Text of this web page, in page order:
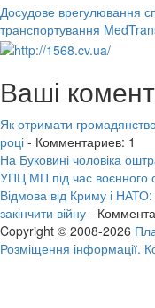
Досудове врегулювання
транспортування
Ваші
Як отримати
році - Комментариев: 1
На Буковині чоловіка
УПЦ МП під час воєнного
Відмова від Криму і
закінчити війну -
Copyright © 2008-2026
Розміщення інформації.